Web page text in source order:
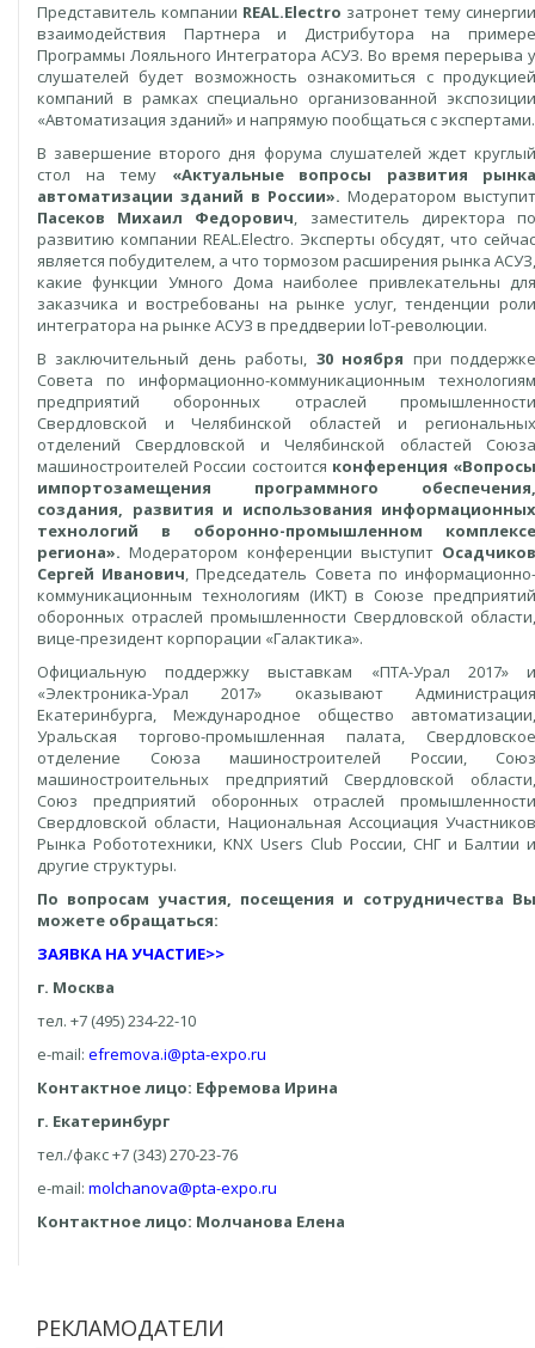
Представитель компании REAL.Electro затронет тему синергии
взаимодействия Партнера и Дистрибутора на примере
Программы Лояльного Интегратора АСУЗ. Во время перерыва у
слушателей будет возможность ознакомиться с продукцией
компаний в рамках специально организованной экспозиции
«Автоматизация зданий» и напрямую пообщаться с экспертами.
В завершение второго дня форума слушателей ждет круглый
стол на тему «Актуальные вопросы развития рынка
автоматизации зданий в России». Модератором выступит
Пасеков Михаил Федорович, заместитель директора
развитию компании REAL.Electro. Эксперты обсудят, что сейчас
является побудителем, а что тормозом расширения рынка АСУЗ,
какие функции Умного Дома наиболее привлекательны для
заказчика и востребованы на рынке услуг, тенденции роли
интегратора на рынке АСУЗ в преддверии loT-революции.
В заключительный день работы, 30 ноября при
Совета по информационно-коммуникационным технологиям
предприятий оборонных отраслей промышленности
Свердловской и Челябинской областей и региональных
отделений Свердловской и Челябинской областей Союза
машиностроителей России состоится конференция «Вопросы
импортозамещения программного обеспечения,
создания, развития и использования информационных
технологий в оборонно-промышленном комплексе
региона».Модератором конференции выступит Осадчиков
Сергей Иванович, Председатель Совета по
коммуникационным технологиям (ИКТ) в Союзе предприятий
оборонных отраслей промышленности Свердловской области,
вице-президент корпорации «Галактика».
Официальную поддержку выставкам «ПТА-Урал 2017» и
«Электроника-Урал 2017» оказывают Администрация
Екатеринбурга, Международное общество автоматизации,
Уральская торгово-промышленная палата, Свердловское
отделение Союза машиностроителей России, Союз
машиностроительных предприятий Свердловской области,
Союз предприятий оборонных отраслей промышленности
Свердловской области, Национальная Ассоциация Участников
Рынка Робототехники, KNX Users Club России, СНГ и Балтии и
другие структуры.
По вопросам участия, посещения и сотрудничества Вы
можете обращаться:
ЗАЯВКА НА УЧАСТИЕ>>
г. Москва
тел. +7 (495) 234-22-10
e-mail: efremova.i@pta-expo.ru
Контактное лицо: Ефремова Ирина
г. Екатеринбург
тел./факс +7 (343) 270-23-76
e-mail: molchanova@pta-expo.ru
Контактное лицо: Молчанова Елена
РЕКЛАМОДАТЕЛИ